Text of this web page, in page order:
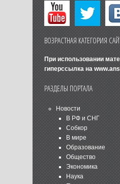
ВОЗРАСТНАЯ КАТЕГОРИЯ
При использовании
гиперссылка на
РАЗДЕЛЫ ПОРТАЛА
Новости
В РФ и СНГ
Собкор
В мире
Образование
Общество
Экономика
Наука